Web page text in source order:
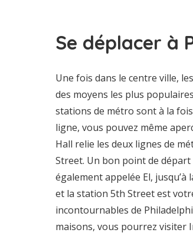
Se déplacer à
Une fois dans le centre ville,
des moyens les plus
stations de métro sont à la
ligne, vous pouvez même
Hall relie les deux lignes de
Street. Un bon point de
également appelée El,
et la station 5th Street est
incontournables de
maisons, vous pourrez visiter